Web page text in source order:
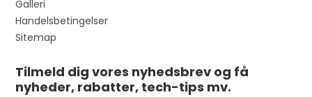
Galleri
Handelsbetingelser
Sitemap
Tilmeld dig vores nyhedsbrev og få
nyheder, rabatter, tech-tips mv.